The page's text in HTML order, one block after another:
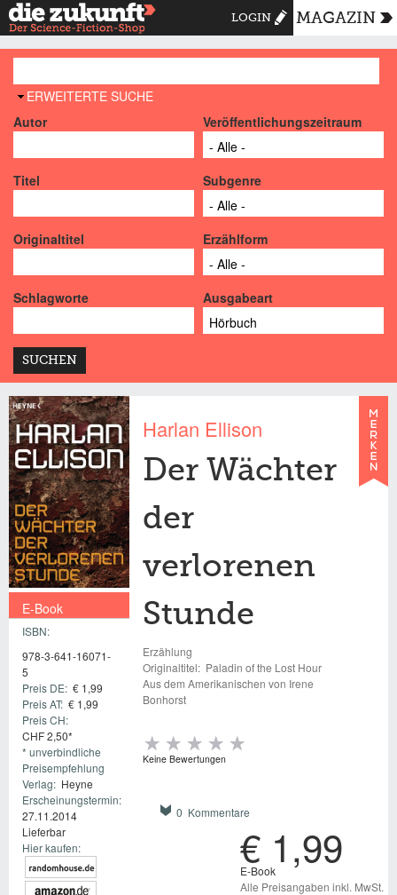
LOGIN MAGAZIN
AUSBLENDEN
ERWEITERTE SUCHE
Autor
Veröffentlichungszeitraum
Titel Subgenre
Originaltitel Erzählform
Schlagworte Ausgabeart
E-Book
ISBN:
978-3-641-16071-
5
Preis DE: € 1,99
Preis AT: € 1,99
Preis CH:
CHF 2,50*
* unverbindliche
Preisempfehlung
Verlag: Heyne
Erscheinungstermin:
27.11.2014
Lieferbar
Hier kaufen:
Harlan Ellison
Der Wächter
der
verlorenen
Stunde
Erzählung
Originaltitel: Paladin of the Lost Hour
Aus dem Amerikanischen von Irene
Bonhorst
Keine Bewertungen
0 Kommentare
€ 1,99
E-Book
Alle Preisangaben inkl. MwSt.